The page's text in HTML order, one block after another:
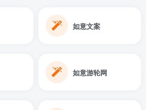
如意文案
如意游轮网